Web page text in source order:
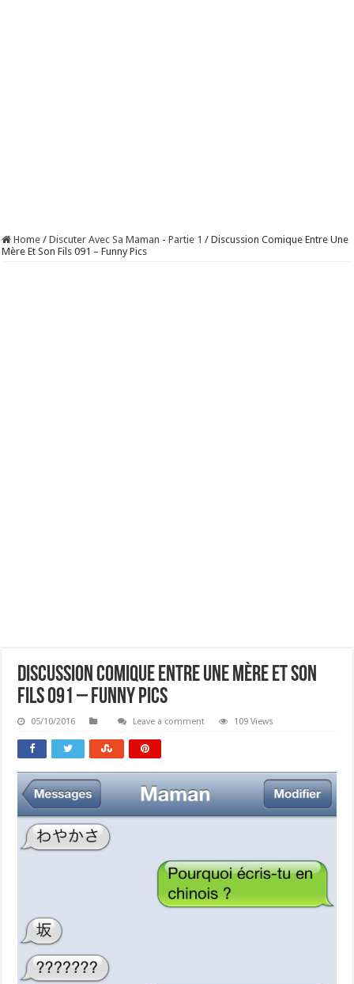
Home / Discuter Avec Sa Maman - Partie 1 / Discussion Comique Entre Une
Mère Et Son Fils 091 – Funny Pics
Discussion Comique Entre Une Mère Et Son
Fils 091 – Funny Pics
05/10/2016 Leave a comment 109 Views